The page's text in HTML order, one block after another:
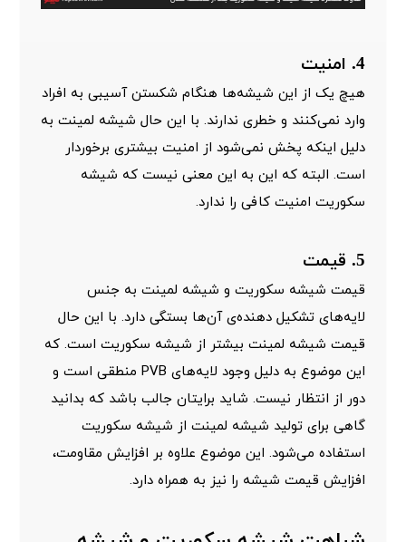
4. امنیت
هیچ یک از این شیشه‌ها هنگام شکستن آسیبی به افراد
وارد نمی‌کنند و خطری ندارند. با این حال شیشه لمینت به
دلیل اینکه پخش نمی‌شود از امنیت بیشتری برخوردار
است. البته که این به این معنی نیست که شیشه
سکوریت امنیت کافی را ندارد.
5. قیمت
قیمت شیشه سکوریت و شیشه لمینت به جنس
لایه‌های تشکیل دهنده‌ی آن‌ها بستگی دارد. با این حال
قیمت شیشه لمینت بیشتر از شیشه سکوریت است. که
این موضوع به دلیل وجود لایه‌های PVB منطقی است و
دور از انتظار نیست. شاید برایتان جالب باشد که بدانید
گاهی برای تولید شیشه لمینت از شیشه سکوریت
استفاده می‌شود. این موضوع علاوه بر افزایش مقاومت،
افزایش قیمت شیشه را نیز به همراه دارد.